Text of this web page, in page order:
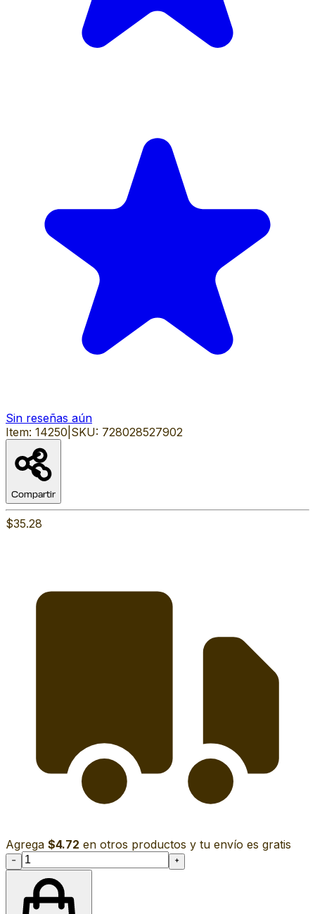
Sin reseñas aún
Item: 14250 SKU: 728028527902
Compartir
$35.28
Agrega $4.72 en otros productos y tu envío es gratis
− +